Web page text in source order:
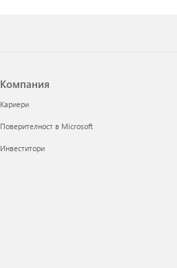
Компания
Кариери
Поверителност в Microsoft
Инвеститори